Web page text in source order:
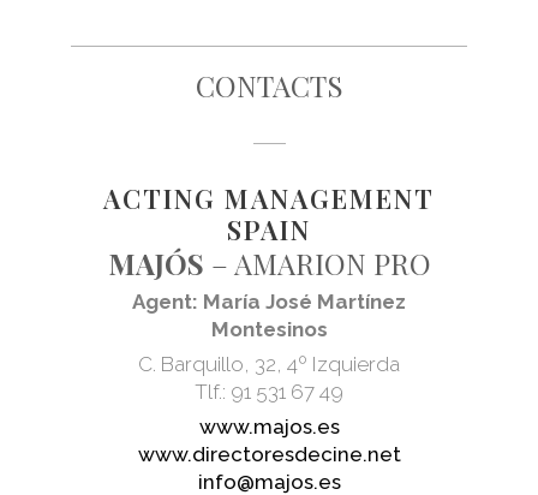
CONTACTS
ACTING MANAGEMENT
SPAIN
MAJÓS – AMARION PRO
Agent: María José Martínez
Montesinos
C. Barquillo, 32, 4º Izquierda
Tlf.: 91 531 67 49
www.majos.es
www.directoresdecine.net
info@majos.es